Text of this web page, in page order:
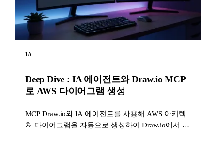
IA
Deep Dive : IA 에이전트와 Draw.io MCP
로 AWS 다이어그램 생성
MCP Draw.io와 IA 에이전트를 사용해 AWS 아키텍
처 다이어그램을 자동으로 생성하여 Draw.io에서 바